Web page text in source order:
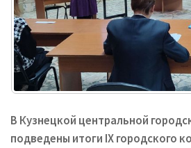
В Кузнецкой центральной
подведены итоги IXгородского